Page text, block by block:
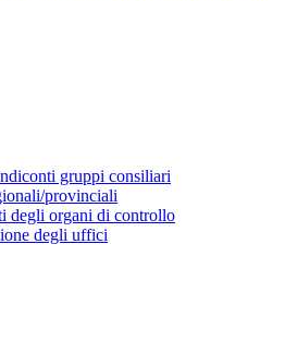
gruppi consiliari
provinciali
degli organi di controllo
degli uffici